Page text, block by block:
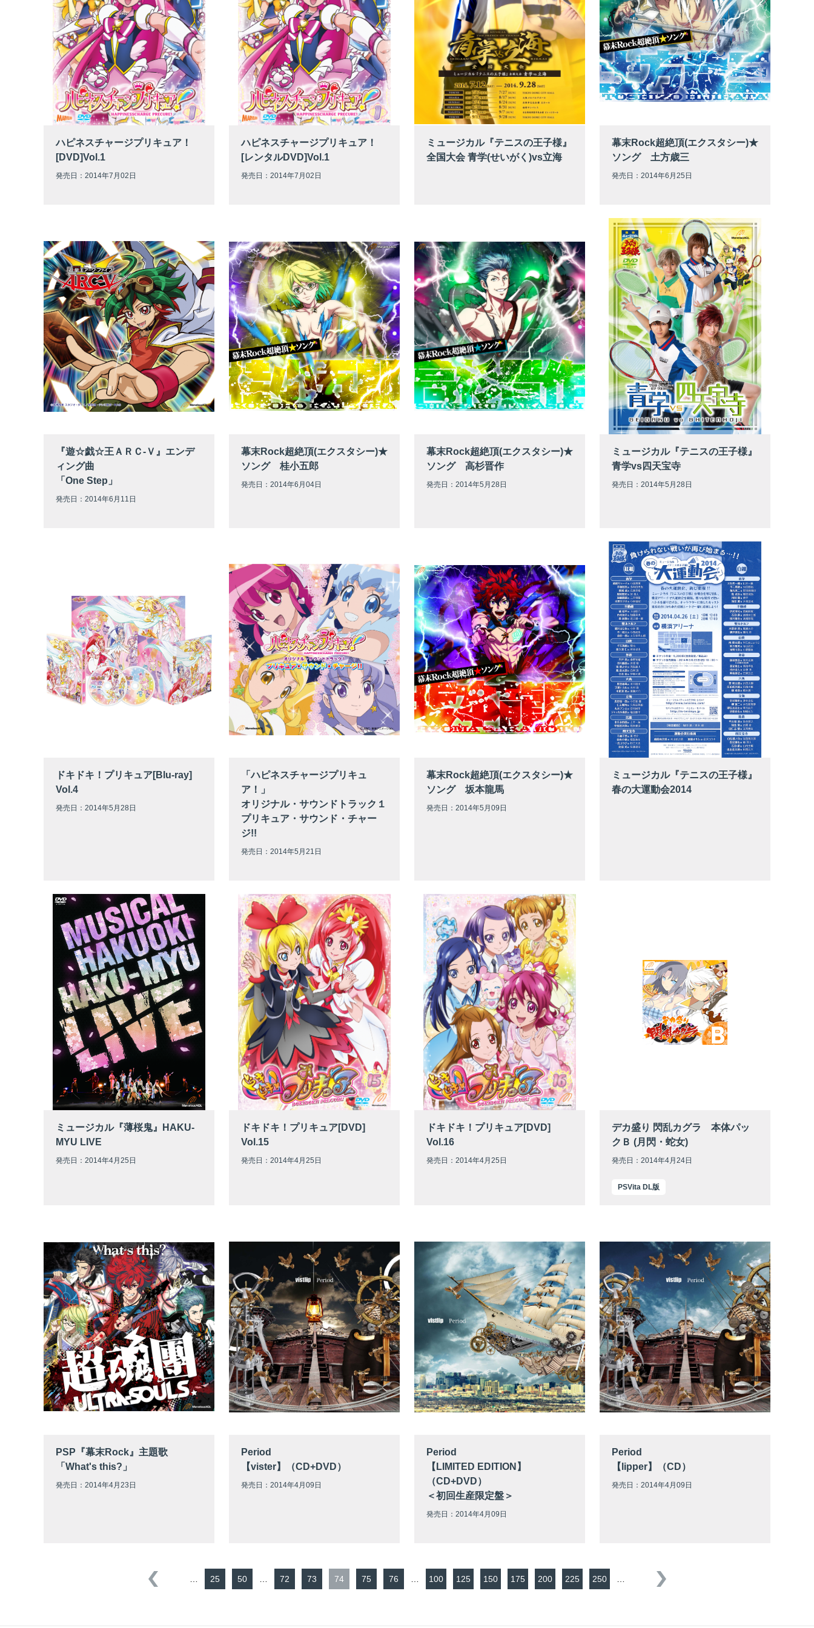
ハピネスチャージプリキュア！
[DVD]Vol.1
発売日：2014年7月02日
ハピネスチャージプリキュア！
[レンタルDVD]Vol.1
発売日：2014年7月02日
ミュージカル『テニスの王子様』
全国大会 青学(せいがく)vs立海
幕末Rock超絶頂(エクスタシー)★
ソング 土方歳三
発売日：2014年6月25日
『遊☆戯☆王ＡＲＣ-Ｖ』エンデ
ィング曲
「One Step」
発売日：2014年6月11日
幕末Rock超絶頂(エクスタシー)★
ソング 桂小五郎
発売日：2014年6月04日
幕末Rock超絶頂(エクスタシー)★
ソング 高杉晋作
発売日：2014年5月28日
ミュージカル『テニスの王子様』
青学vs四天宝寺
発売日：2014年5月28日
ドキドキ！プリキュア[Blu-ray]
Vol.4
発売日：2014年5月28日
「ハピネスチャージプリキュ
ア！」
オリジナル・サウンドトラック１
プリキュア・サウンド・チャー
ジ!!
発売日：2014年5月21日
幕末Rock超絶頂(エクスタシー)★
ソング 坂本龍馬
発売日：2014年5月09日
ミュージカル『テニスの王子様』
春の大運動会2014
ミュージカル『薄桜鬼』HAKU-
MYU LIVE
発売日：2014年4月25日
ドキドキ！プリキュア[DVD]
Vol.15
発売日：2014年4月25日
ドキドキ！プリキュア[DVD]
Vol.16
発売日：2014年4月25日
デカ盛り 閃乱カグラ 本体パッ
クＢ (月閃・蛇女)
発売日：2014年4月24日
PSVita DL版
PSP『幕末Rock』主題歌
「What's this?」
発売日：2014年4月23日
Period
【vister】（CD+DVD）
発売日：2014年4月09日
Period
【LIMITED EDITION】
（CD+DVD）
＜初回生産限定盤＞
発売日：2014年4月09日
Period
【lipper】（CD）
発売日：2014年4月09日
25 50 72 73 74 75 76 100 125 150 175 200 225 250